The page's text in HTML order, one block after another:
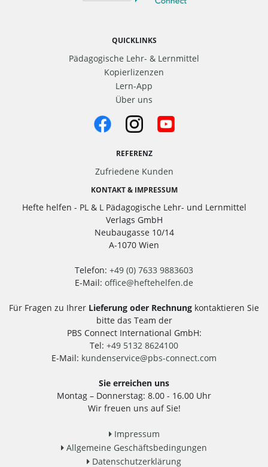
QUICKLINKS
Pädagogische Lehr- & Lernmittel
Kopierlizenzen
Lern-App
Über uns
REFERENZ
Zufriedene Kunden
KONTAKT & IMPRESSUM
Hefte helfen - PL & L Pädagogische Lehr- und Lernmittel
Verlags GmbH
Neubaugasse 10/14
A-1070 Wien
Telefon: +49 (0) 7633 9883603
E-Mail: office@heftehelfen.de
Für Fragen zu Ihrer Lieferung oder Rechnung kontaktieren Sie
bitte das Team der
PBS Connect International GmbH:
Tel: +49 5132 8624100
E-Mail: kundenservice@pbs-connect.com
Sie erreichen uns
Montag – Donnerstag: 8.00 - 16.00 Uhr
Wir freuen uns auf Sie!
Impressum
Allgemeine Geschäftsbedingungen
Datenschutzerklärung